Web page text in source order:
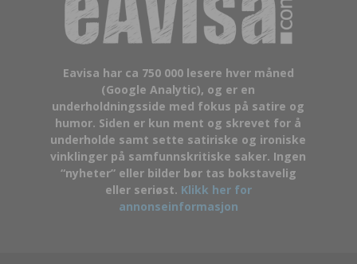
Eavisa har ca 750 000 lesere hver måned
(Google Analytic), og er en
underholdningsside med fokus på satire og
humor. Siden er kun ment og skrevet for å
underholde samt sette satiriske og ironiske
vinklinger på samfunnskritiske saker. Ingen
“nyheter” eller bilder bør tas bokstavelig
eller seriøst. Klikk her for
annonseinformasjon